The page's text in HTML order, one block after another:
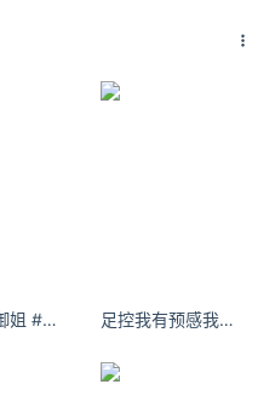
ent/star/21232.html
小由：#御姐 #辣妹 #闪光灯拍照 足控我有预感我今年会谈一场甜甜的恋爱